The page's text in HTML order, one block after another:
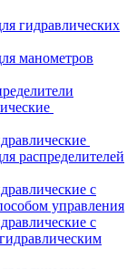
гидравлических
манометров
распределителей
с
управления
с